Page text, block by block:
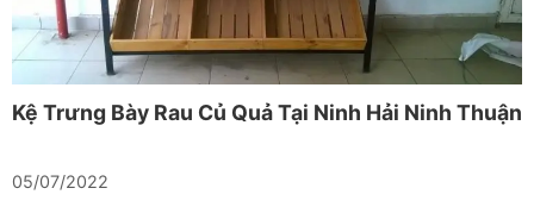
Kệ Trưng Bày Rau Củ Quả Tại Ninh Hải Ninh Thuận
05/07/2022